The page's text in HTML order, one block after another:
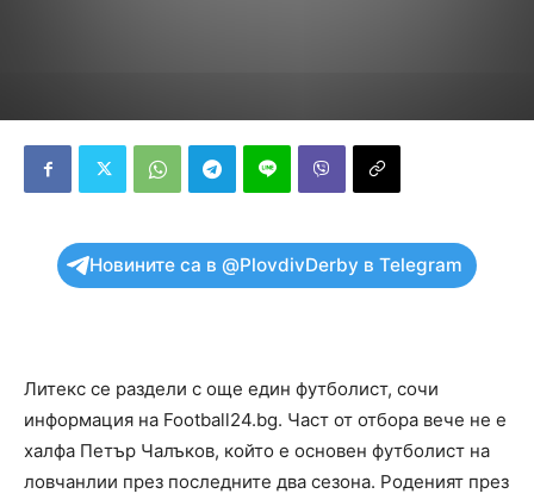
Новините са в @PlovdivDerby в Telegram
Литекс се раздели с още един футболист, сочи
информация на Football24.bg. Част от отбора вече не е
халфа Петър Чалъков, който е основен футболист на
ловчанлии през последните два сезона. Роденият през